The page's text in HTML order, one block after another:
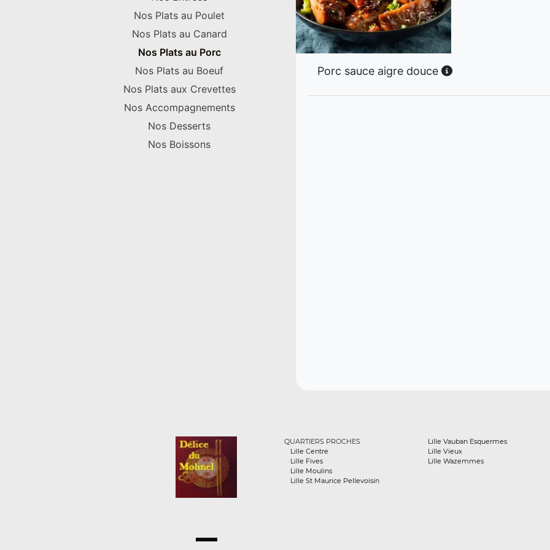
Nos Plats au Poulet
Nos Plats au Canard
Nos Plats au Porc
Nos Plats au Boeuf
Nos Plats aux Crevettes
Nos Accompagnements
Nos Desserts
Nos Boissons
Porc sauce aigre douce
QUARTIERS PROCHES
Lille Centre
Lille Fives
Lille Moulins
Lille St Maurice Pellevoisin
Lille Vauban Esquermes
Lille Vieux
Lille Wazemmes